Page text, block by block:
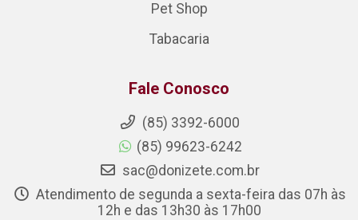
Pet Shop
Tabacaria
Fale Conosco
(85) 3392-6000
(85) 99623-6242
sac@donizete.com.br
Atendimento de segunda a sexta-feira das 07h às
12h e das 13h30 às 17h00